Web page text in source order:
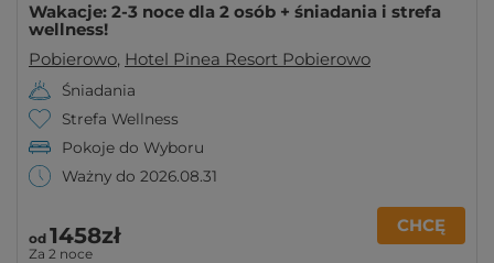
Wakacje: 2-3 noce dla 2 osób + śniadania i strefa
wellness!
Pobierowo, Hotel Pinea Resort Pobierowo
Śniadania
Strefa Wellness
Pokoje do Wyboru
Ważny do 2026.08.31
od 1458zł
Za 2 noce
CHCĘ